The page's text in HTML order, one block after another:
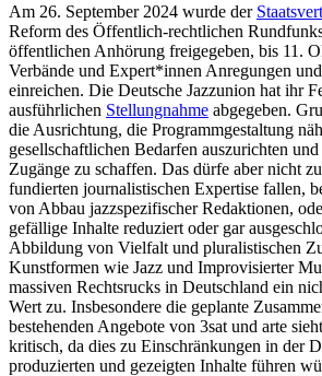
Am 26. September 2024 wurde der
Reform des Öffentlich-rechtlichen
öffentlichen Anhörung freigegeben, bis 11.
Verbände und Expert*innen Anregungen
einreichen. Die Deutsche Jazzunion hat ihr
ausführlichen Stellungnahme abgegeben.
die Ausrichtung, die Programmgestaltung
gesellschaftlichen Bedarfen auszurichten
Zugänge zu schaffen. Das dürfe aber nicht
fundierten journalistischen Expertise fallen,
von Abbau jazzspezifischer Redaktionen,
gefällige Inhalte reduziert oder gar
Abbildung von Vielfalt und pluralistischen
Kunstformen wie Jazz und Improvisierter
massiven Rechtsrucks in Deutschland ein
Wert zu. Insbesondere die geplante
bestehenden Angebote von 3sat und arte
kritisch, da dies zu Einschränkungen in der
produzierten und gezeigten Inhalte führen